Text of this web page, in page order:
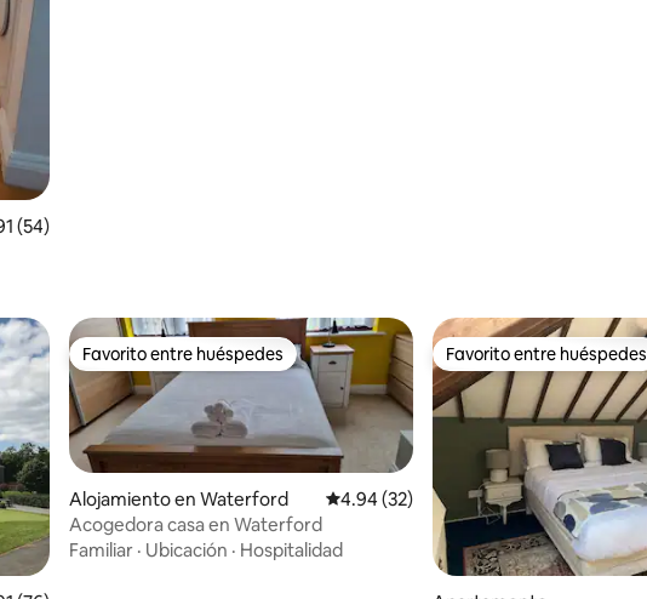
promedio: 4.91 de 5, 54 reseñas
(54)
Favorito entre huéspedes
Favorito entre huéspedes
Alojamiento en Waterford Calificación promedio: 4.94 de 5, 32
4.94 (32)
Acogedora casa en Waterford
Familiar · Ubicación · Hospitalidad
Favorito entre huéspedes
Favorito entre huéspedes